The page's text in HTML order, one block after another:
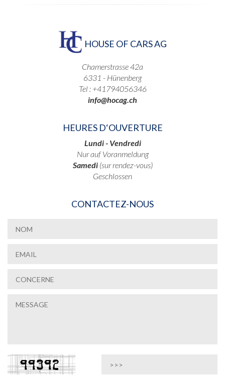
HOUSE OF CARS AG
Chamerstrasse 42a
6331 - Hünenberg
Tel : +41794056346
info@hocag.ch
HEURES D‘OUVERTURE
Lundi - Vendredi
Nur auf Voranmeldung
Samedi(sur rendez-vous)
Geschlossen
CONTACTEZ-NOUS